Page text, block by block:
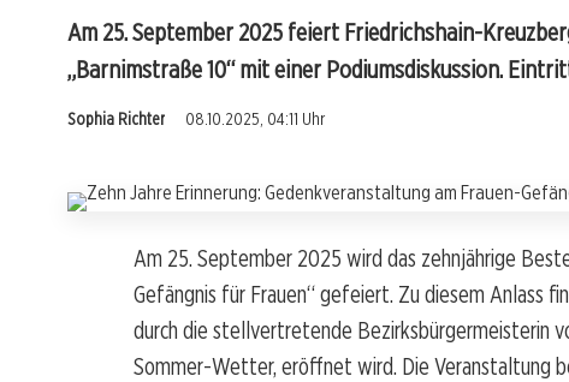
Am 25. September 2025 feiert Friedrichshain-
„Barnimstraße 10“ mit einer Podiumsdiskussion.
Sophia Richter 08.10.2025, 04:11 Uhr
Am 25. September 2025 wird das zehnjährige
Gefängnis für Frauen“ gefeiert. Zu diesem Anlass
durch die stellvertretende Bezirksbürgermeisterin
Sommer-Wetter, eröffnet wird. Die Veranstaltung